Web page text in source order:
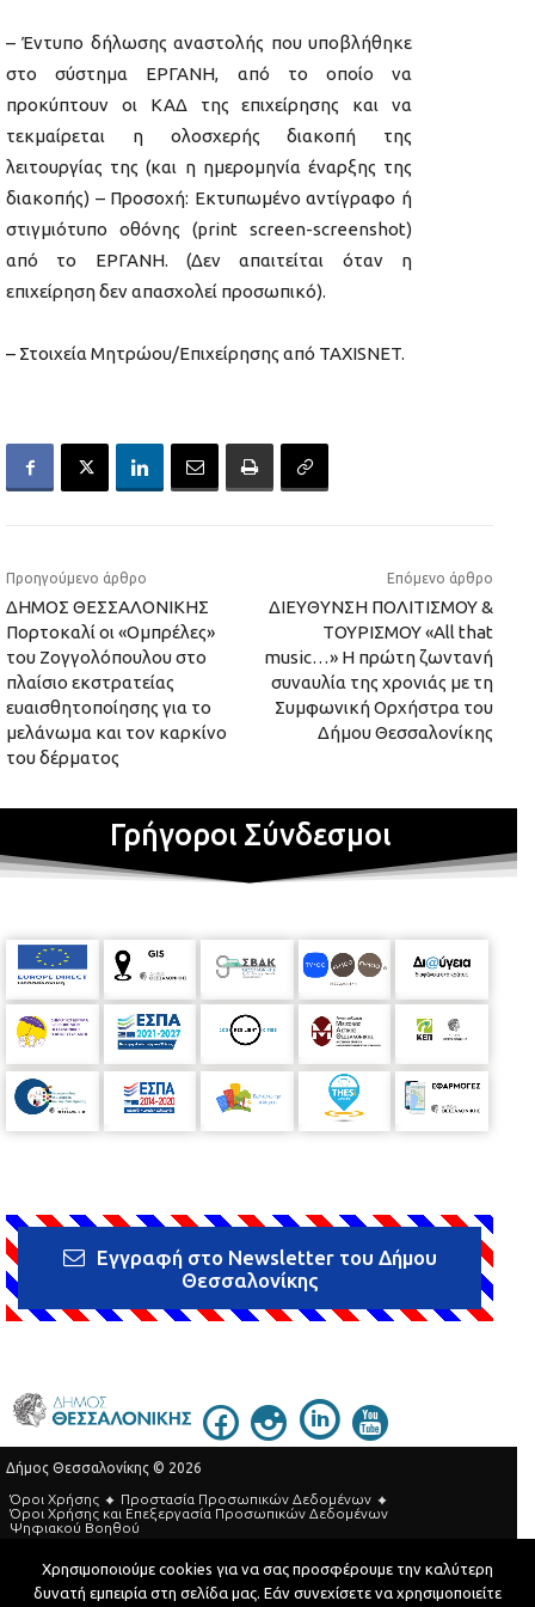
– Έντυπο δήλωσης αναστολής που υποβλήθηκε
στο σύστημα ΕΡΓΑΝΗ, από το οποίο να
προκύπτουν οι ΚΑΔ της επιχείρησης και να
τεκμαίρεται η ολοσχερής διακοπή της
λειτουργίας της (και η ημερομηνία έναρξης της
διακοπής) – Προσοχή: Εκτυπωμένο αντίγραφο ή
στιγμιότυπο οθόνης (print screen-screenshot)
από το ΕΡΓΑΝΗ. (Δεν απαιτείται όταν η
επιχείρηση δεν απασχολεί προσωπικό).
– Στοιχεία Μητρώου/Επιχείρησης από ΤΑΧΙSNET.
Προηγούμενο άρθρο
ΔΗΜΟΣ ΘΕΣΣΑΛΟΝΙΚΗΣ
Πορτοκαλί οι «Ομπρέλες»
του Ζογγολόπουλου στο
πλαίσιο εκστρατείας
ευαισθητοποίησης για το
μελάνωμα και τον καρκίνο
του δέρματος
Επόμενο άρθρο
ΔΙΕΥΘΥΝΣΗ ΠΟΛΙΤΙΣΜΟΥ &
ΤΟΥΡΙΣΜΟΥ «All that
music…» Η πρώτη ζωντανή
συναυλία της χρονιάς με τη
Συμφωνική Ορχήστρα του
Δήμου Θεσσαλονίκης
Γρήγοροι Σύνδεσμοι
Εγγραφή στο Newsletter του Δήμου
Θεσσαλονίκης
Δήμος Θεσσαλονίκης © 2026
Όροι Χρήσης
Προστασία Προσωπικών Δεδομένων
Όροι Xρήσης και Eπεξεργασία Προσωπικών Δεδομένων
Ψηφιακού Βοηθού
Τηλεφωνικός Κατάλογος
Χρησιμοποιούμε cookies για να σας προσφέρουμε την καλύτερη
δυνατή εμπειρία στη σελίδα μας. Εάν συνεχίσετε να χρησιμοποιείτε